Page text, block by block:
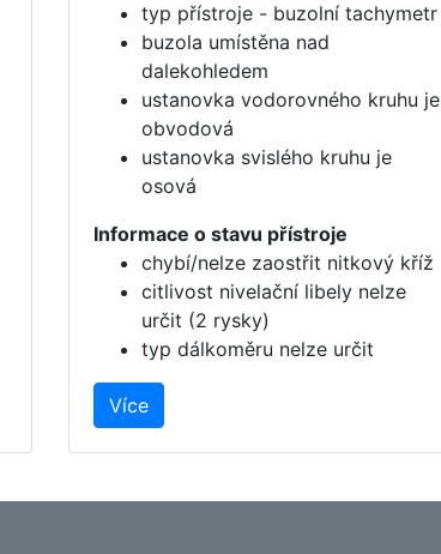
typ přístroje - buzolní tachymetr
buzola umístěna nad
dalekohledem
ustanovka vodorovného kruhu je
obvodová
ustanovka svislého kruhu je
osová
Informace o stavu přístroje
chybí/nelze zaostřit nitkový kříž
citlivost nivelační libely nelze
určit (2 rysky)
typ dálkoměru nelze určit
Více